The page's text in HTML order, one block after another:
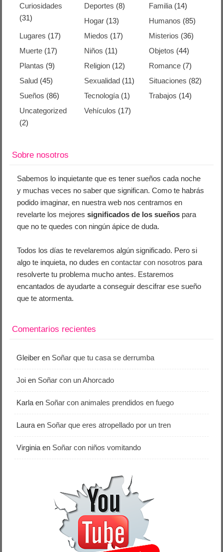
Curiosidades
(31)
Deportes (8) Familia(14)
Hogar (13) Humanos (85)
Lugares (17) Miedos (17) Misterios (36)
Muerte (17) Niños (11) Objetos (44)
Plantas (9) Religion (12) Romance(7)
Salud (45) Sexualidad (11) Situaciones (82)
Sueños (86) Tecnología (1) Trabajos (14)
Uncategorized
(2)
Vehículos (17)
Sobre nosotros
Sabemos lo inquietante que es tener sueños cada noche
y muchas veces no saber que significan. Como te habrás
podido imaginar, en nuestra web nos centramos en
revelarte los mejoressignificados de los sueños para
que no te quedes con ningún ápice de duda.
Todos los días te revelaremos algún significado. Pero si
algo te inquieta, no dudes encontactar con nosotros para
resolverte tu problema mucho antes. Estaremos
encantados de ayudarte a conseguir descifrar ese sueño
que te atormenta.
Comentarios recientes
Gleiber en Soñar que tu casa se derrumba
Joi en Soñar con un Ahorcado
Karla en Soñar con animales prendidos en fuego
Laura en Soñar que eres atropellado por un tren
Virginia en Soñar con niños vomitando